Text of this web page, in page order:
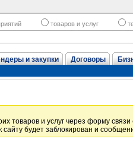
товаров и услуг
и закупки Договоры
товаров и услуг через форму связи
будет заблокирован и